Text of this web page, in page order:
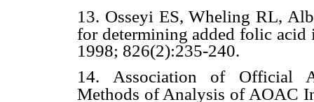
13. Osseyi ES, Wheling RL,
for determining added folic acid
1998; 826(2):235-240.
14. Association of Official
Methods of Analysis of AOAC